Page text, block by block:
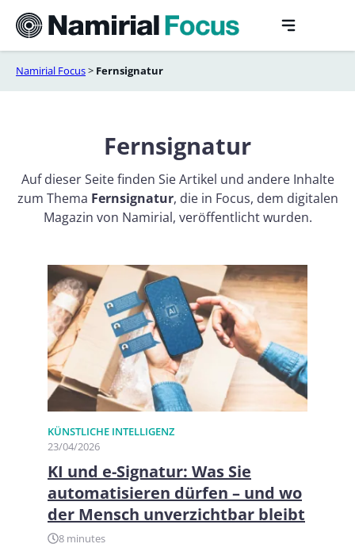
content
Namirial Focus> Fernsignatur
Fernsignatur
Auf dieser Seite finden Sie Artikel und andere Inhalte
zum Thema Fernsignatur, die in Focus, dem digitalen
Magazin von Namirial, veröffentlicht wurden.
KÜNSTLICHE INTELLIGENZ
23/04/2026
KI und e-Signatur: Was Sie
automatisieren dürfen – und wo
der Mensch unverzichtbar bleibt
8 minutes